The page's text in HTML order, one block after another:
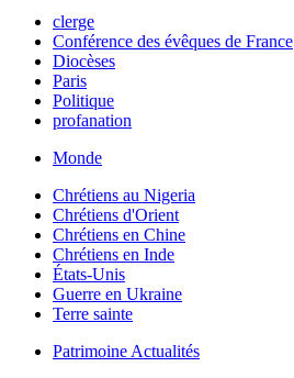
clerge
Conférence des évêques de France
Diocèses
Paris
Politique
profanation
Monde
Chrétiens au Nigeria
Chrétiens d'Orient
Chrétiens en Chine
Chrétiens en Inde
États-Unis
Guerre en Ukraine
Terre sainte
Patrimoine Actualités